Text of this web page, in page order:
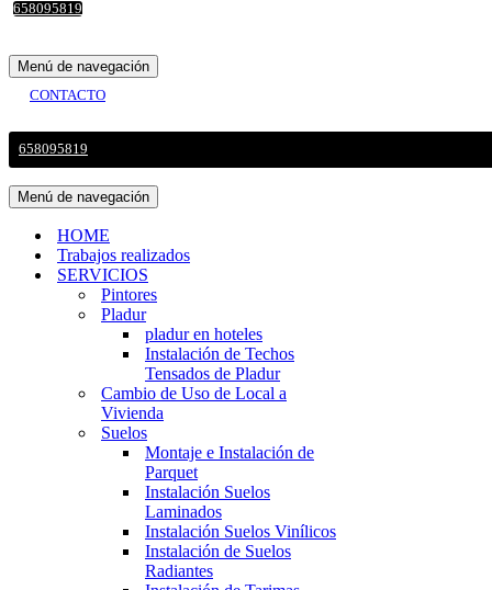
658095819
Menú de navegación
CONTACTO
658095819
Menú de navegación
HOME
Trabajos realizados
SERVICIOS
Pintores
Pladur
pladur en hoteles
Instalación de Techos
Tensados de Pladur
Cambio de Uso de Local a
Vivienda
Suelos
Montaje e Instalación de
Parquet
Instalación Suelos
Laminados
Instalación Suelos Vinílicos
Instalación de Suelos
Radiantes